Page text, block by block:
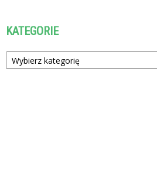
KATEGORIE
Kategorie